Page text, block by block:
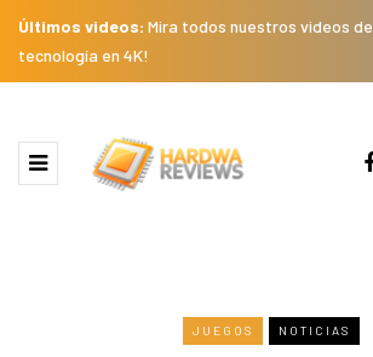
Últimos videos: Mira todos nuestros videos de
tecnología en 4K!
JUEGOS NOTICIAS